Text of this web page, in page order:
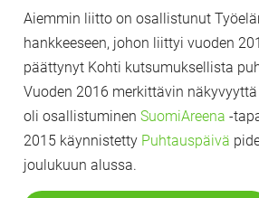
Aiemmin liitto on osallistunut
hankkeeseen, johon liittyi vuoden
päättynyt Kohti kutsumuksellista
Vuoden 2016 merkittävin
oli osallistuminenSuomiAreena -
2015 käynnistetty Puhtauspäivä
joulukuun alussa.